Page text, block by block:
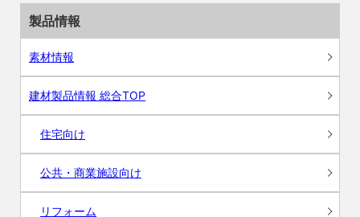
製品情報
素材情報
建材製品情報 総合TOP
住宅向け
公共・商業施設向け
リフォーム